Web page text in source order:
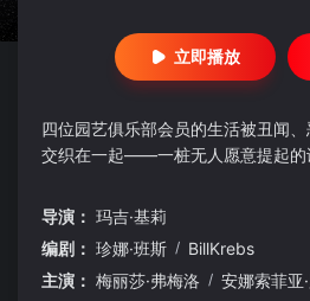
立即播放
四位园艺俱乐部会员的生活被丑闻
交织在一起——一桩无人愿意提起的
导演： 玛吉·基莉
编剧： 珍娜·班斯 / BillKrebs
主演： 梅丽莎·弗梅洛 / 安娜索菲亚